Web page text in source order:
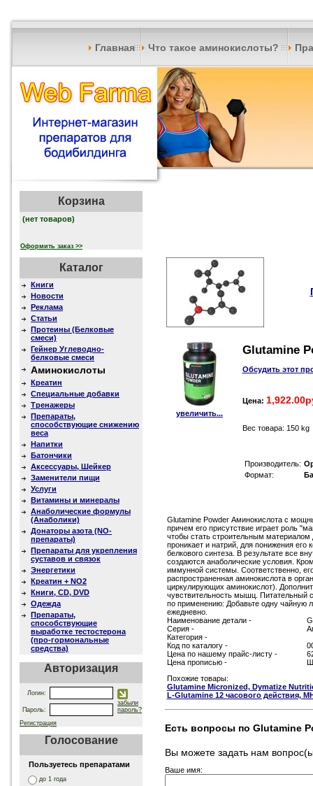
Главная Что такое аминокислоты?
Корзина
(нет товаров)
Оформить заказ >>
Каталог
Книги
Новости
Реклама
Статьи
Протеины (Белковые
смеси)
Гейнер Углеводно-
белковые смеси
Аминокислоты
Креатин
Специальные добавки
Тренажеры
Препараты,
способствующие снижению
веса
Напитки
Батончики
Аксессуары, Шейкер
Заменители пищи
Услуги
Витамины и минералы
Анаболические формулы
(Анаболики)
Донаторы азота (NO-
препараты)
Препараты для укрепления
суставов и связок
Энергетики
Креатин + NO2
Книги, CD, DVD
Одежда
Препараты,
способствующие
выработке тестостерона
(про-гормональные
средства)
Авторизация
Логин:
Пароль:
забыли
пароль?
Регистрация
Голосование
Пользуетесь препаратами
до 1 года
увеличить...
Glutamine
Обсудить этот
Цена:
Вес товара: 150 kg
Производитель:
Формат:
Glutamine Powder Аминокислота с
причем его присутствие играет роль
чтобы стать строительным материалом
проникает и натрий, для понижения его
белкового синтеза. В результате все
создаются анаболические условия.
иммунной системы. Соответственно,
распространенная аминокислота в
циркулирующих аминокислот).
чувствительность мышц. Питательный
по применению: Добавьте одну чайную
ежедневно.
Наименование детали -
Серия -
Категория -
Код по каталогу -
Цена по нашему прайс-листу -
Цена прописью -
Похожие товары:
Glutamine Micronized, Dymatize
L-Glutamine 12 часового действия,
Есть вопросы по Glutamine
Вы можете задать нам
Ваше имя: